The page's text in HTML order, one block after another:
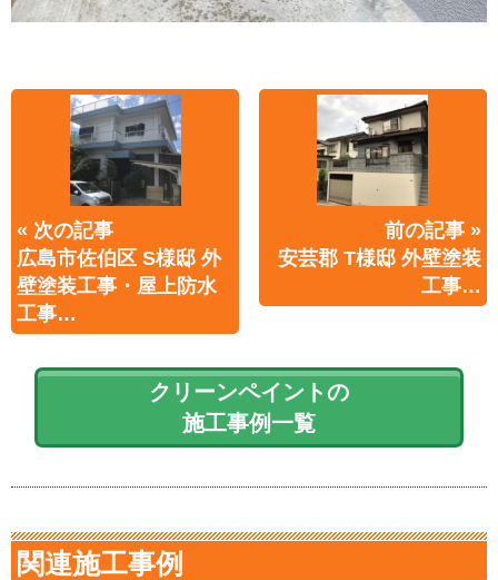
« 次の記事
広島市佐伯区 S様邸 外
壁塗装工事・屋上防水
工事…
前の記事 »
安芸郡 T様邸 外壁塗装
工事…
クリーンペイントの
施工事例一覧
関連施工事例